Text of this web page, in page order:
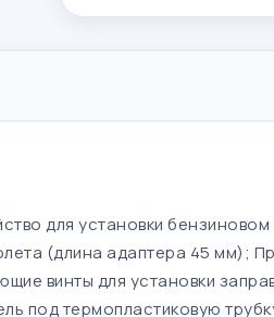
для установки
(длина адаптера 45 мм);
винты для установки
под термопластиковую